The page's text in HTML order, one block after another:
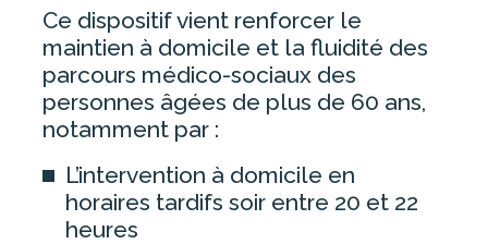
PHARMACIE
LIVRET D’ACCUEIL
ACCÈS AU DOSSIER MÉDICAL
QUESTIONNAIRES DE
SATISFACTION
ESPACE RÉSIDENT
Ce dispositif vient renforcer le
maintien à domicile et la fluidité des
parcours médico-sociaux des
personnes âgées de plus de 60 ans,
notamment par :
L’intervention à domicile en
horaires tardifs soir entre 20 et 22
heures